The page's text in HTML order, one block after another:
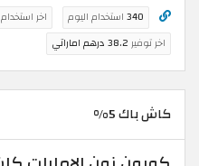
340 استخدام اليوم اخر
اخر توفير 38.2 درهم اماراتي
كاش باك 5%